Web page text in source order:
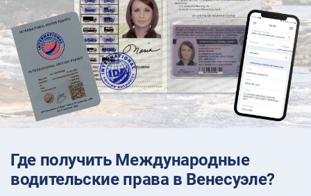
Где получить Международные
водительские права в Венесуэле?